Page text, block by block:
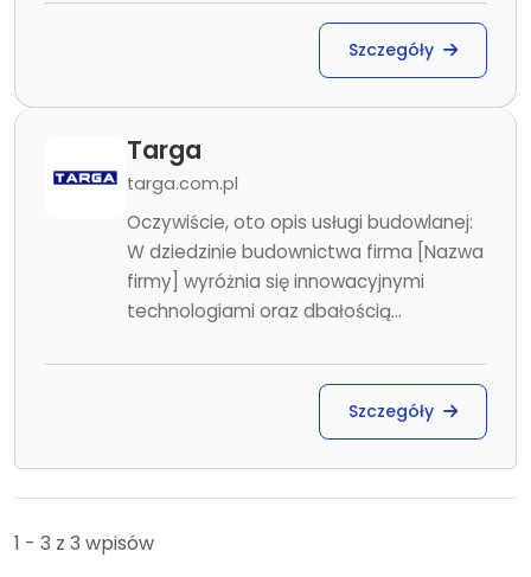
Szczegóły
Targa
targa.com.pl
Oczywiście, oto opis usługi budowlanej:
W dziedzinie budownictwa firma [Nazwa
firmy] wyróżnia się innowacyjnymi
technologiami oraz dbałością...
Szczegóły
1 - 3 z 3 wpisów